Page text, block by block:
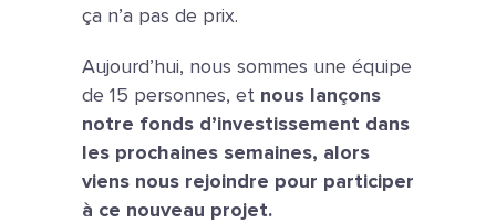
ça n’a pas de prix.
Aujourd’hui, nous sommes une équipe
de 15 personnes, et nous lançons
notre fonds d’investissement dans
les prochaines semaines, alors
viens nous rejoindre pour participer
à ce nouveau projet.